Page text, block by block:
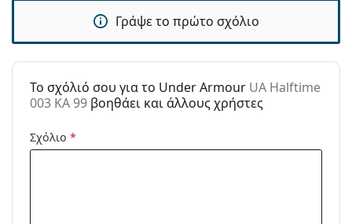
Ανδρικά
Χρήση:
Αθλητικά
Αθλητικά:
Ποδηλασία εκτός δρόμου
Γράψε το πρώτο σχόλιο
To σχόλιό σου για το Under Armour UA Halftime
003 KA 99 βοηθάει και άλλους χρήστες
Σχόλιο *